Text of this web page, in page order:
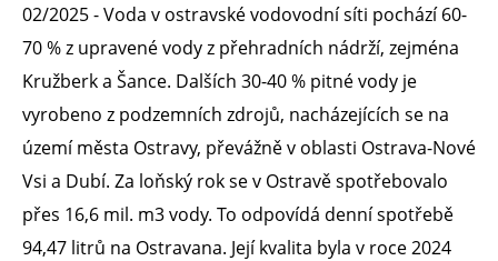
02/2025 - Voda v ostravské vodovodní síti pochází 60-
70 % z upravené vody z přehradních nádrží, zejména
Kružberk a Šance. Dalších 30-40 % pitné vody je
vyrobeno z podzemních zdrojů, nacházejících se na
území města Ostravy, převážně v oblasti Ostrava-Nové
Vsi a Dubí. Za loňský rok se v Ostravě spotřebovalo
přes 16,6 mil. m3 vody. To odpovídá denní spotřebě
94,47 litrů na Ostravana. Její kvalita byla v roce 2024